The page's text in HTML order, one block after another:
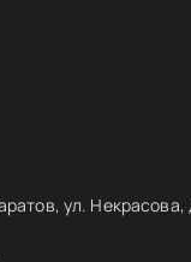
ул. Некрасова,